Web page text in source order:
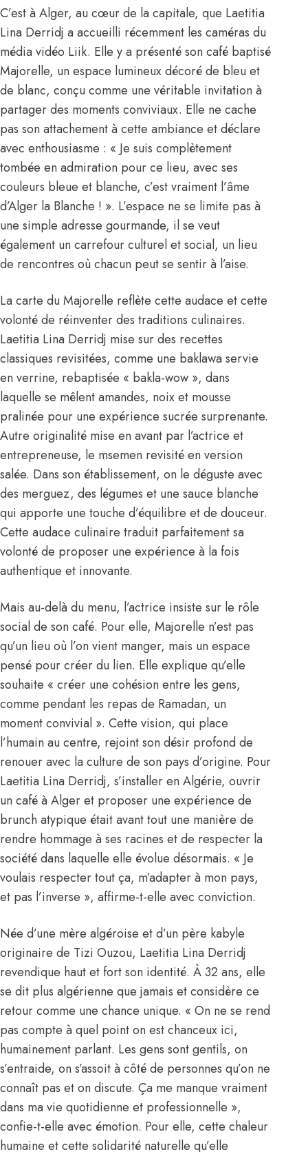
C’est à Alger, au cœur de la capitale, que Laetitia
Lina Derridj a accueilli récemment les caméras du
média vidéo Liik. Elle y a présenté son café baptisé
Majorelle, un espace lumineux décoré de bleu et
de blanc, conçu comme une véritable invitation à
partager des moments conviviaux. Elle ne cache
pas son attachement à cette ambiance et déclare
avec enthousiasme : « Je suis complètement
tombée en admiration pour ce lieu, avec ses
couleurs bleue et blanche, c’est vraiment l’âme
d’Alger la Blanche ! ». L’espace ne se limite pas à
une simple adresse gourmande, il se veut
également un carrefour culturel et social, un lieu
de rencontres où chacun peut se sentir à l’aise.
La carte du Majorelle reflète cette audace et cette
volonté de réinventer des traditions culinaires.
Laetitia Lina Derridj mise sur des recettes
classiques revisitées, comme une baklawa servie
en verrine, rebaptisée « bakla-wow », dans
laquelle se mêlent amandes, noix et mousse
pralinée pour une expérience sucrée surprenante.
Autre originalité mise en avant par l’actrice et
entrepreneuse, le msemen revisité en version
salée. Dans son établissement, on le déguste avec
des merguez, des légumes et une sauce blanche
qui apporte une touche d’équilibre et de douceur.
Cette audace culinaire traduit parfaitement sa
volonté de proposer une expérience à la fois
authentique et innovante.
Mais au-delà du menu, l’actrice insiste sur le rôle
social de son café. Pour elle, Majorelle n’est pas
qu’un lieu où l’on vient manger, mais un espace
pensé pour créer du lien. Elle explique qu’elle
souhaite « créer une cohésion entre les gens,
comme pendant les repas de Ramadan, un
moment convivial ». Cette vision, qui place
l’humain au centre, rejoint son désir profond de
renouer avec la culture de son pays d’origine. Pour
Laetitia Lina Derridj, s’installer en Algérie, ouvrir
un café à Alger et proposer une expérience de
brunch atypique était avant tout une manière de
rendre hommage à ses racines et de respecter la
société dans laquelle elle évolue désormais. « Je
voulais respecter tout ça, m’adapter à mon pays,
et pas l’inverse », affirme-t-elle avec conviction.
Née d’une mère algéroise et d’un père kabyle
originaire de Tizi Ouzou, Laetitia Lina Derridj
revendique haut et fort son identité. À 32 ans, elle
se dit plus algérienne que jamais et considère ce
retour comme une chance unique. « On ne se rend
pas compte à quel point on est chanceux ici,
humainement parlant. Les gens sont gentils, on
s’entraide, on s’assoit à côté de personnes qu’on ne
connaît pas et on discute. Ça me manque vraiment
dans ma vie quotidienne et professionnelle »,
confie-t-elle avec émotion. Pour elle, cette chaleur
humaine et cette solidarité naturelle qu’elle